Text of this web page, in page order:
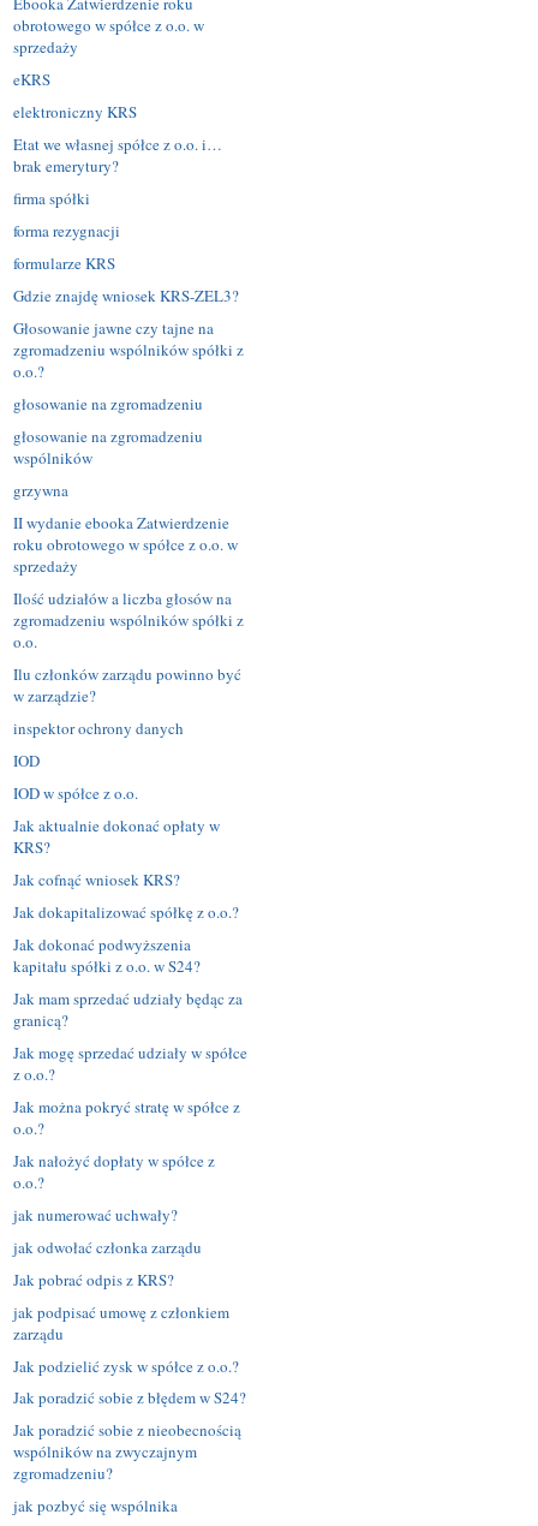
obrotowego w spółce z o.o. w
sprzedaży
eKRS
elektroniczny KRS
Etat we własnej spółce z o.o. i…
brak emerytury?
firma spółki
forma rezygnacji
formularze KRS
Gdzie znajdę wniosek KRS-ZEL3?
Głosowanie jawne czy tajne na
zgromadzeniu wspólników spółki z
o.o.?
głosowanie na zgromadzeniu
głosowanie na zgromadzeniu
wspólników
grzywna
II wydanie ebooka Zatwierdzenie
roku obrotowego w spółce z o.o. w
sprzedaży
Ilość udziałów a liczba głosów na
zgromadzeniu wspólników spółki z
o.o.
Ilu członków zarządu powinno być
w zarządzie?
inspektor ochrony danych
IOD
IOD w spółce z o.o.
Jak aktualnie dokonać opłaty w
KRS?
Jak cofnąć wniosek KRS?
Jak dokapitalizować spółkę z o.o.?
Jak dokonać podwyższenia
kapitału spółki z o.o. w S24?
Jak mam sprzedać udziały będąc za
granicą?
Jak mogę sprzedać udziały w spółce
z o.o.?
Jak można pokryć stratę w spółce z
o.o.?
Jak nałożyć dopłaty w spółce z
o.o.?
jak numerować uchwały?
jak odwołać członka zarządu
Jak pobrać odpis z KRS?
jak podpisać umowę z członkiem
zarządu
Jak podzielić zysk w spółce z o.o.?
Jak poradzić sobie z błędem w S24?
Jak poradzić sobie z nieobecnością
wspólników na zwyczajnym
zgromadzeniu?
jak pozbyć się wspólnika